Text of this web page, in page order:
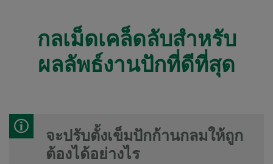
กลเม็ดเคล็ดลับสำหรับ
ผลลัพธ์งานปักที่ดีที่สุด
จะปรับตั้งเข็มปักก้านกลมให้ถูก
ต้องได้อย่างไร